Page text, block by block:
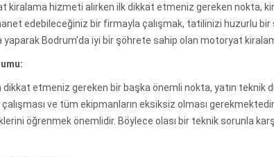
kiralama hizmeti alırken ilk dikkat etmeniz gereken nokta,
edebileceğiniz bir firmayla çalışmak, tatilinizi huzurlu bir
yaparak Bodrum’da iyi bir şöhrete sahip olan motoryat
etmeniz gereken bir başka önemli nokta, yatın teknik
ve tüm ekipmanların eksiksiz olması
öğrenmek önemlidir. Böylece olası bir teknik sorunla